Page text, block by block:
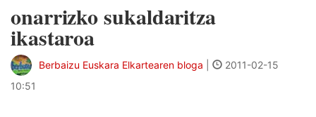
onarrizko sukaldaritza
ikastaroa
Berbaizu Euskara Elkartearen bloga
2011-02-15
10:51